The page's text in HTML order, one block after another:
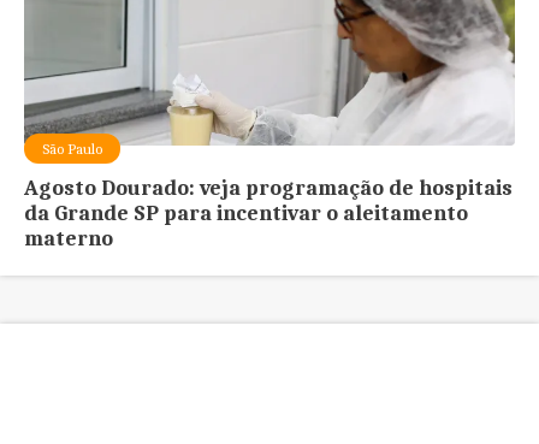
São Paulo
Agosto Dourado: veja programação de hospitais
da Grande SP para incentivar o aleitamento
materno